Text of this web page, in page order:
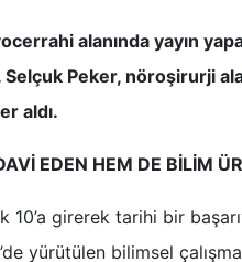
alanında yayın
Peker, nöroşirurji
aldı.
EDEN HEM DE BİLİM
10’a girerek tarihi bir
yürütülen bilimsel